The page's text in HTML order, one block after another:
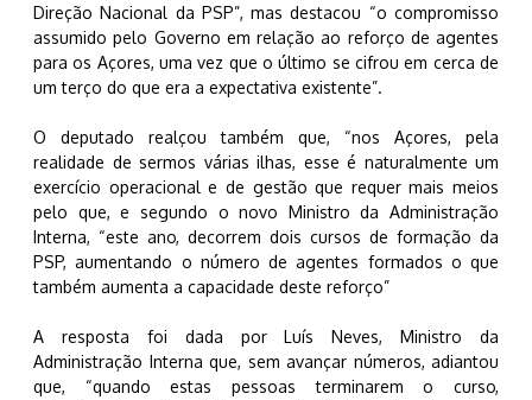
Direção Nacional da PSP”, mas destacou “o compromisso
assumido pelo Governo em relação ao reforço de agentes
para os Açores, uma vez que o último se cifrou em cerca de
um terço do que era a expectativa existente”.
O deputado realçou também que, “nos Açores, pela
realidade de sermos várias ilhas, esse é naturalmente um
exercício operacional e de gestão que requer mais meios
pelo que, e segundo o novo Ministro da Administração
Interna, “este ano, decorrem dois cursos de formação da
PSP, aumentando o número de agentes formados o que
também aumenta a capacidade deste reforço”
A resposta foi dada por Luís Neves, Ministro da
Administração Interna que, sem avançar números, adiantou
que, “quando estas pessoas terminarem o curso,